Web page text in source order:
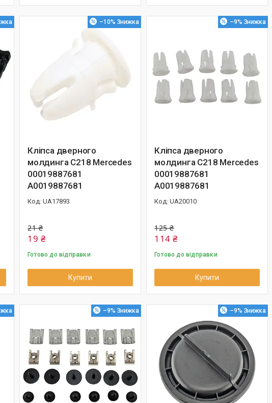
–10%
Кліпса дверного
молдинга C218 Mercedes
00019887681
A0019887681
UA17893
21 ₴
19 ₴
Готово до відправки
Купити
–9%
Кліпса дверного
молдинга C218 Mercedes
00019887681
A0019887681
UA20010
125 ₴
114 ₴
Готово до відправки
Купити
–9% –9%